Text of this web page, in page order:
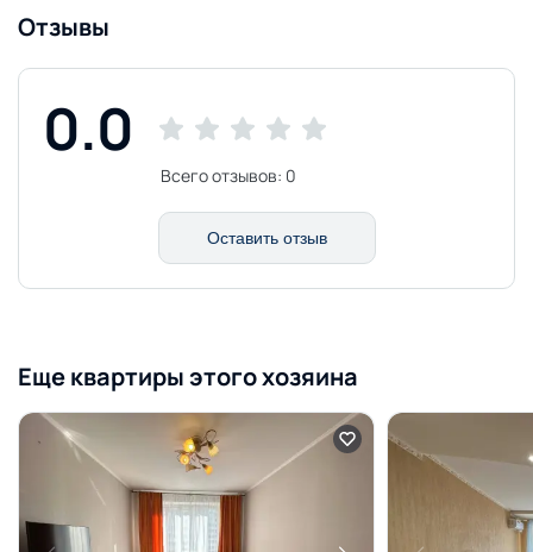
Отзывы
0.0
Всего отзывов: 0
Оставить отзыв
Еще квартиры этого хозяина